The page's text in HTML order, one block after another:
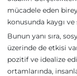
mücadele eden
konusunda kaygı
Bunun yanı sıra,
üzerinde de etkisi
pozitif ve idealize
ortamlarında,